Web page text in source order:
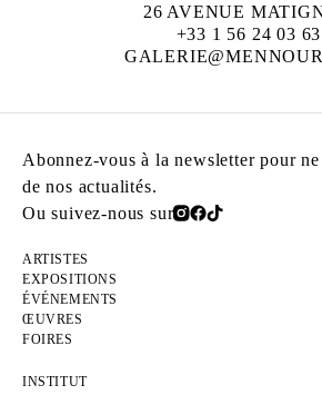
26 AVENUE
+33 1 56 24 03 63
Abonnez-vous à la newsletter pour
de nos actualités.
Ou suivez-nous sur
ARTISTES
EXPOSITIONS
ÉVÉNEMENTS
ŒUVRES
FOIRES
INSTITUT